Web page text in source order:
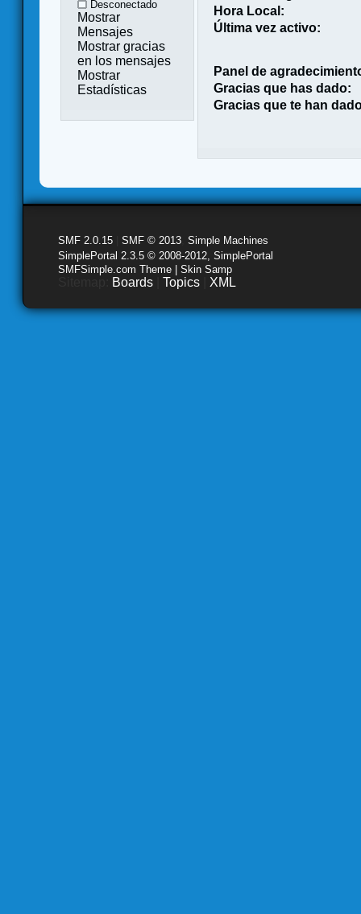
Desconectado
Mostrar
Mensajes
Mostrar gracias
en los mensajes
Mostrar
Estadísticas
Hora Local:
Última vez activo:
Panel de
Gracias que has dado:
Gracias que te han
SMF 2.0.15 SMF © 2013 Simple Machines
SimplePortal 2.3.5 © 2008-2012, SimplePortal
SMFSimple.com Theme | Skin Samp
Boards Topics XML